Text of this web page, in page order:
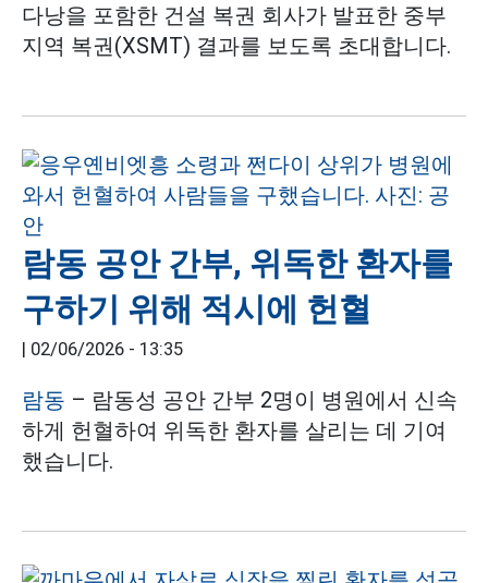
다낭을 포함한 건설 복권 회사가 발표한 중부
지역 복권(XSMT) 결과를 보도록 초대합니다.
람동 공안 간부, 위독한 환자를
구하기 위해 적시에 헌혈
| 02/06/2026 - 13:35
람동 – 람동성 공안 간부 2명이 병원에서 신속
하게 헌혈하여 위독한 환자를 살리는 데 기여
했습니다.